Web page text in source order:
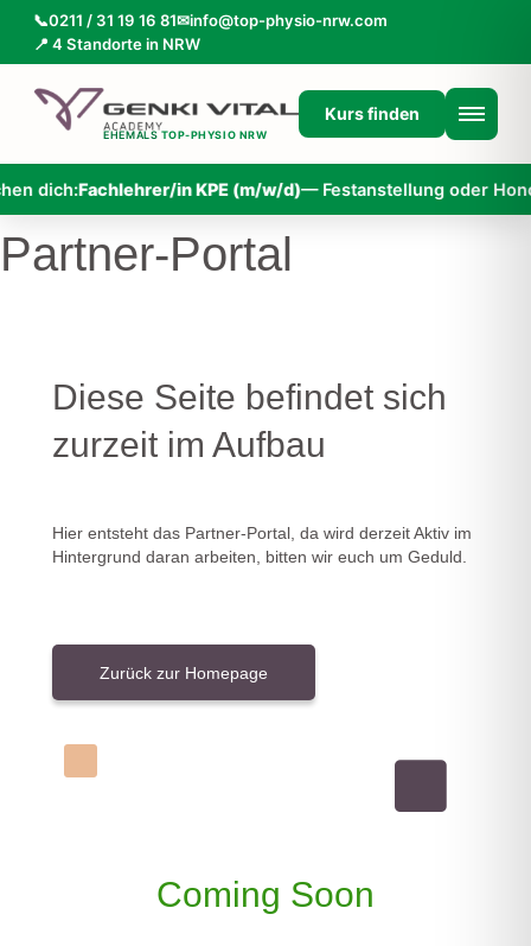
📞0211 / 31 19 16 81✉info@top-physio-nrw.com
📍 4 Standorte in NRW
EHEMALSTOP-PHYSIO NRW
Kurs finden
dich:Fachlehrer/in KPE (m/w/d)— Festanstellung oder
Partner-Portal
Diese Seite befindet sich
zurzeit im Aufbau
Hier entsteht das Partner-Portal, da wird derzeit Aktiv im
Hintergrund daran arbeiten, bitten wir euch um Geduld.
Zurück zur Homepage
Coming Soon